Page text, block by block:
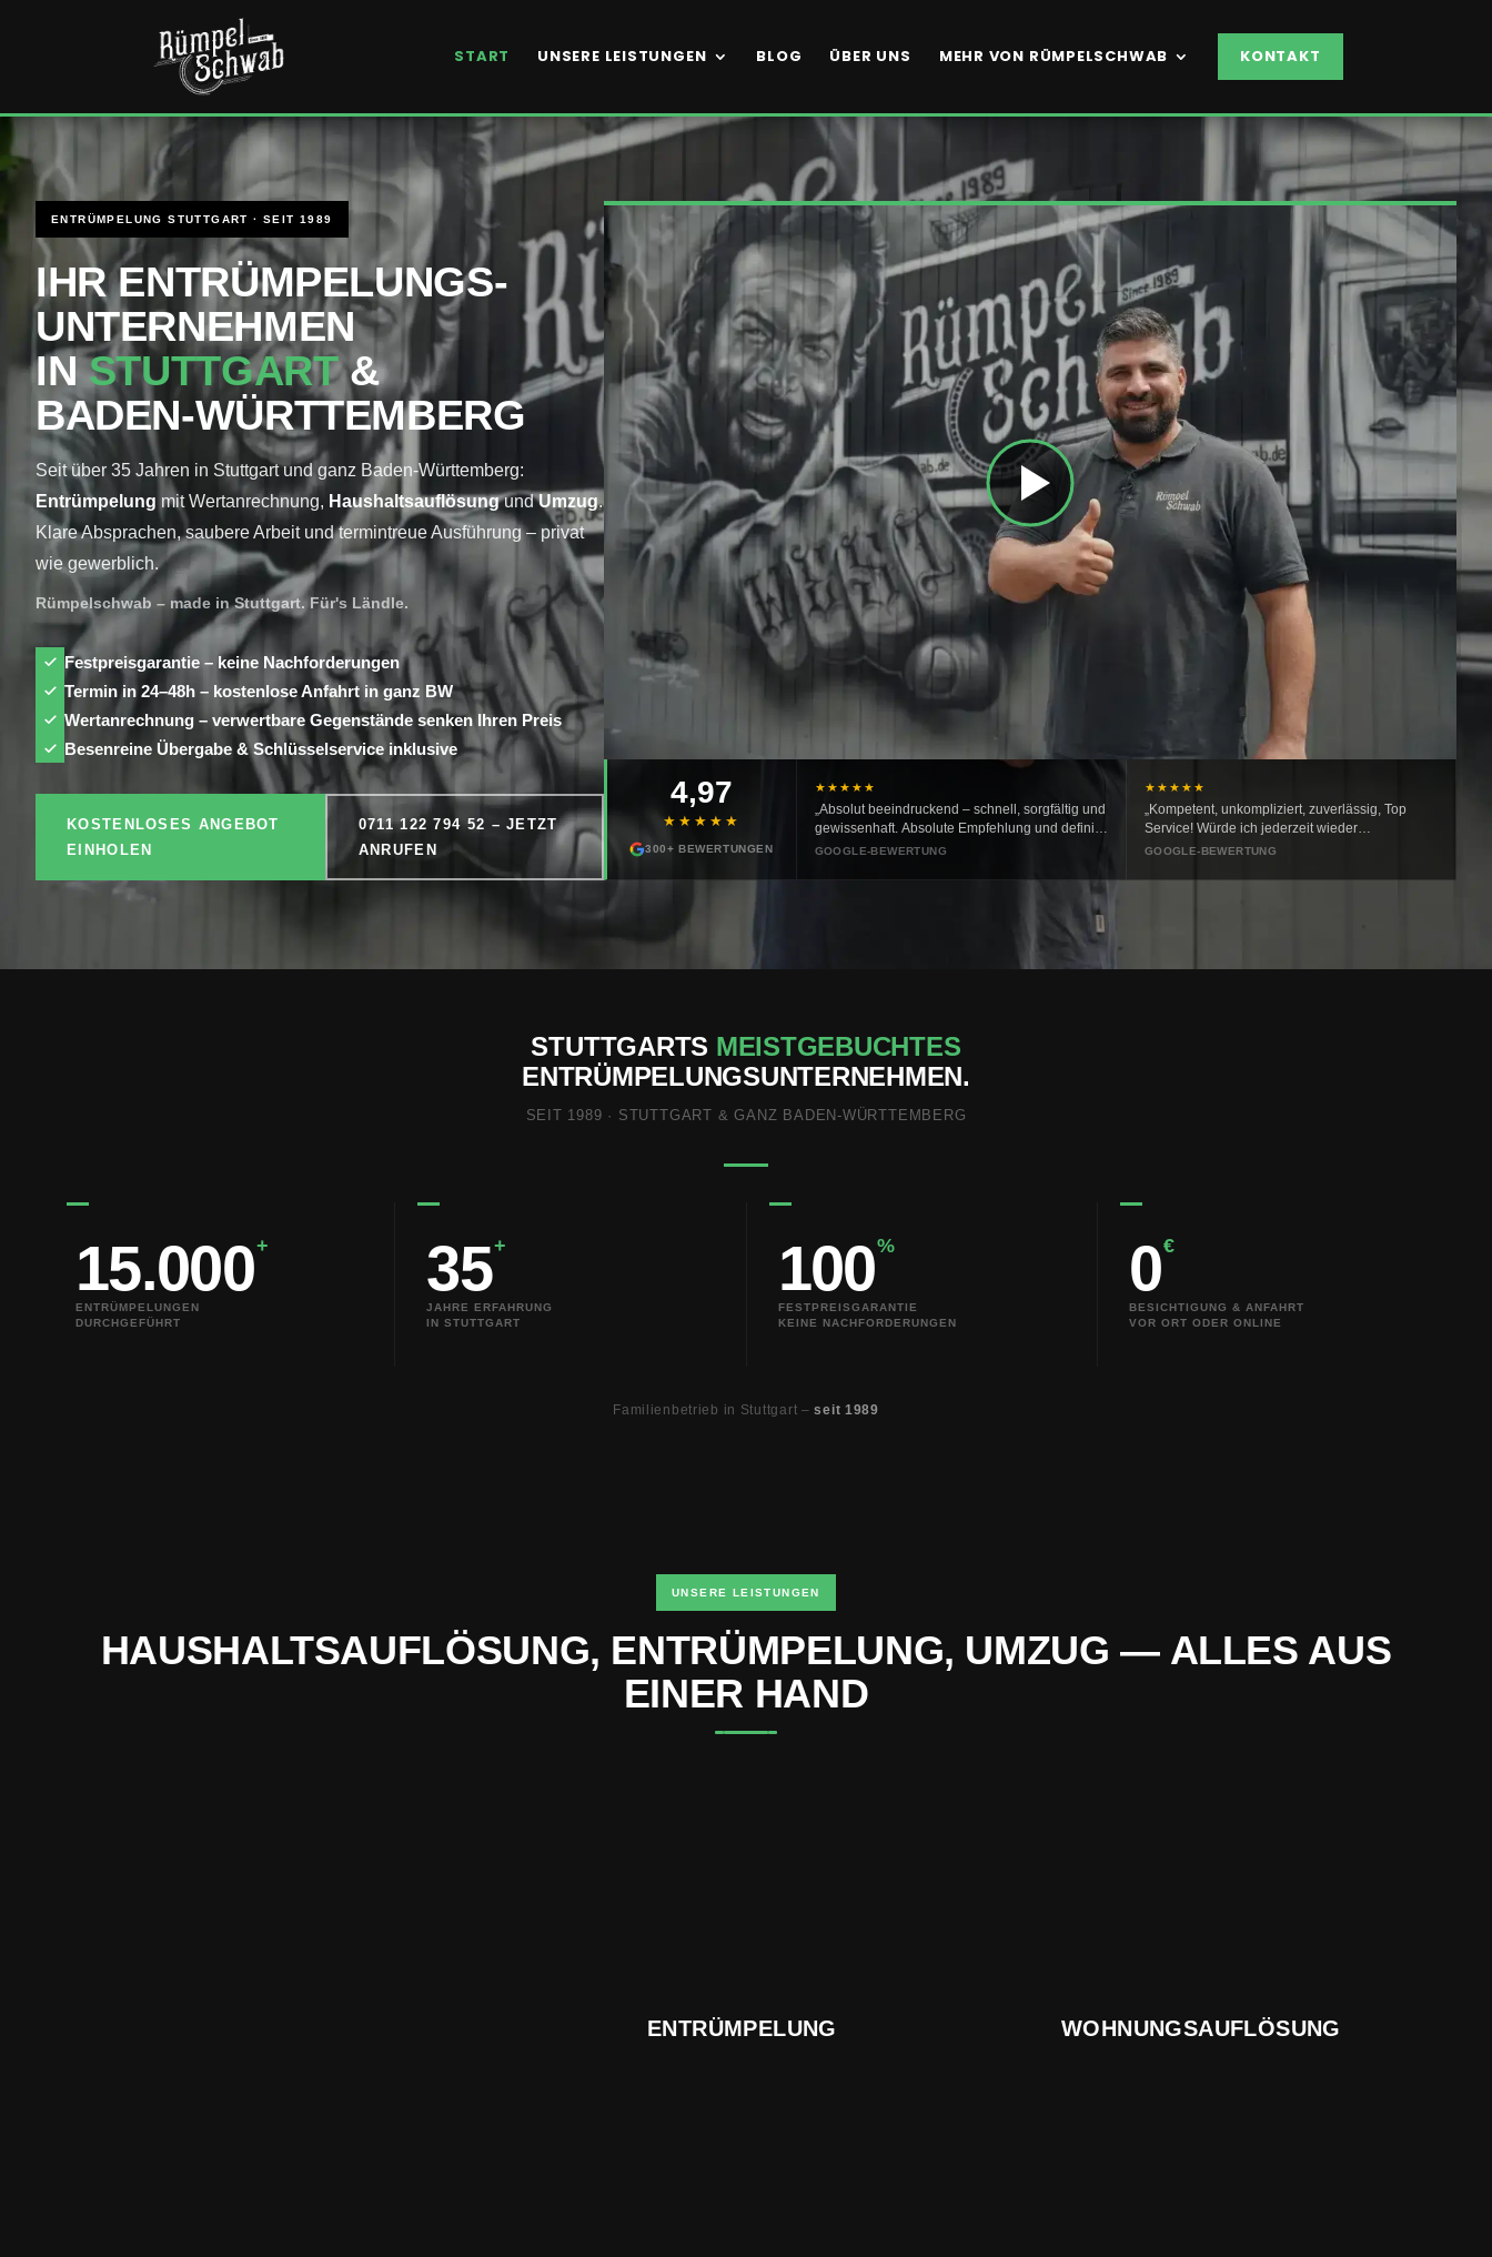
START UNSERE LEISTUNGEN BLOG ÜBER UNS MEHR VON RÜMPELSCHWAB KONTAKT
ENTRÜMPELUNG STUTTGART · SEIT 1989
IHR ENTRÜMPELUNGS­
UNTERNEHMEN
INSTUTTGART&
BADEN-WÜRTTEMBERG
Seit über 35 Jahren in Stuttgart und ganz Baden-Württemberg:
Entrümpelung mit Wertanrechnung, HaushaltsauflösungundUmzug.
Klare Absprachen, saubere Arbeit und termintreue Ausführung – privat
wie gewerblich.
Rümpelschwab – made in Stuttgart. Für's Ländle.
Festpreisgarantie – keine Nachforderungen
Termin in 24–48h – kostenlose Anfahrt in ganz BW
Wertanrechnung – verwertbare Gegenstände senken Ihren Preis
Besenreine Übergabe & Schlüsselservice inklusive
KOSTENLOSES ANGEBOT
EINHOLEN
0711 122 794 52 – JETZT
ANRUFEN
4,97
★★★★★
300+ BEWERTUNGEN
★★★★★
„Absolut beeindruckend – schnell, sorgfältig und
gewissenhaft. Absolute Empfehlung und definitiv
jeden Cent wert!"
GOOGLE-BEWERTUNG
★★★★★
„Kompetent, unkompliziert, zuverlässig, Top
Service! Würde ich jederzeit wieder
beauftragen."
GOOGLE-BEWERTUNG
STUTTGARTS MEISTGEBUCHTES
ENTRÜMPELUNGSUNTERNEHMEN.
SEIT 1989 · STUTTGART & GANZ BADEN-WÜRTTEMBERG
15.000+
ENTRÜMPELUNGEN
DURCHGEFÜHRT
35+
JAHRE ERFAHRUNG
IN STUTTGART
100%
FESTPREISGARANTIE
KEINE NACHFORDERUNGEN
0€
BESICHTIGUNG & ANFAHRT
VOR ORT ODER ONLINE
Familienbetrieb in Stuttgart –seit 1989
UNSERE LEISTUNGEN
HAUSHALTSAUFLÖSUNG, ENTRÜMPELUNG, UMZUG — ALLES AUS
EINER HAND
ENTRÜMPELUNG WOHNUNGSAUFLÖSUNG